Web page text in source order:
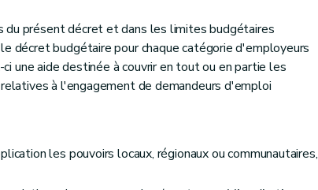
du présent décret et dans les limites budgétaires
décret budgétaire pour chaque catégorie d'employeurs
une aide destinée à couvrir en tout ou en partie les
à l'engagement de demandeurs d'emploi
les pouvoirs locaux, régionaux ou communautaires,